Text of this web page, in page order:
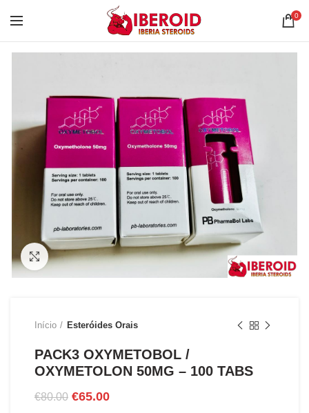
0
Clique para ampliar
Início Esteróides Orais
PACK3 OXYMETOBOL /
OXYMETOLON 50MG – 100 TABS
€80.00 O
€65.00O